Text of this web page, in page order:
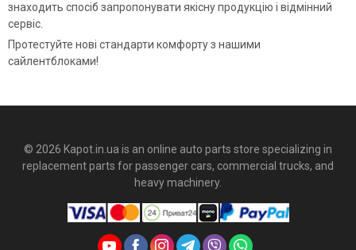
знаходить спосіб запропонувати якісну продукцію і відмінний
сервіс.
Протестуйте нові стандарти комфорту з нашими
сайлентблоками!
© 2026 Kapot.in.ua is an online auto parts store specializing in
replacement parts for passenger cars, commercial trucks, and
heavy machinery.